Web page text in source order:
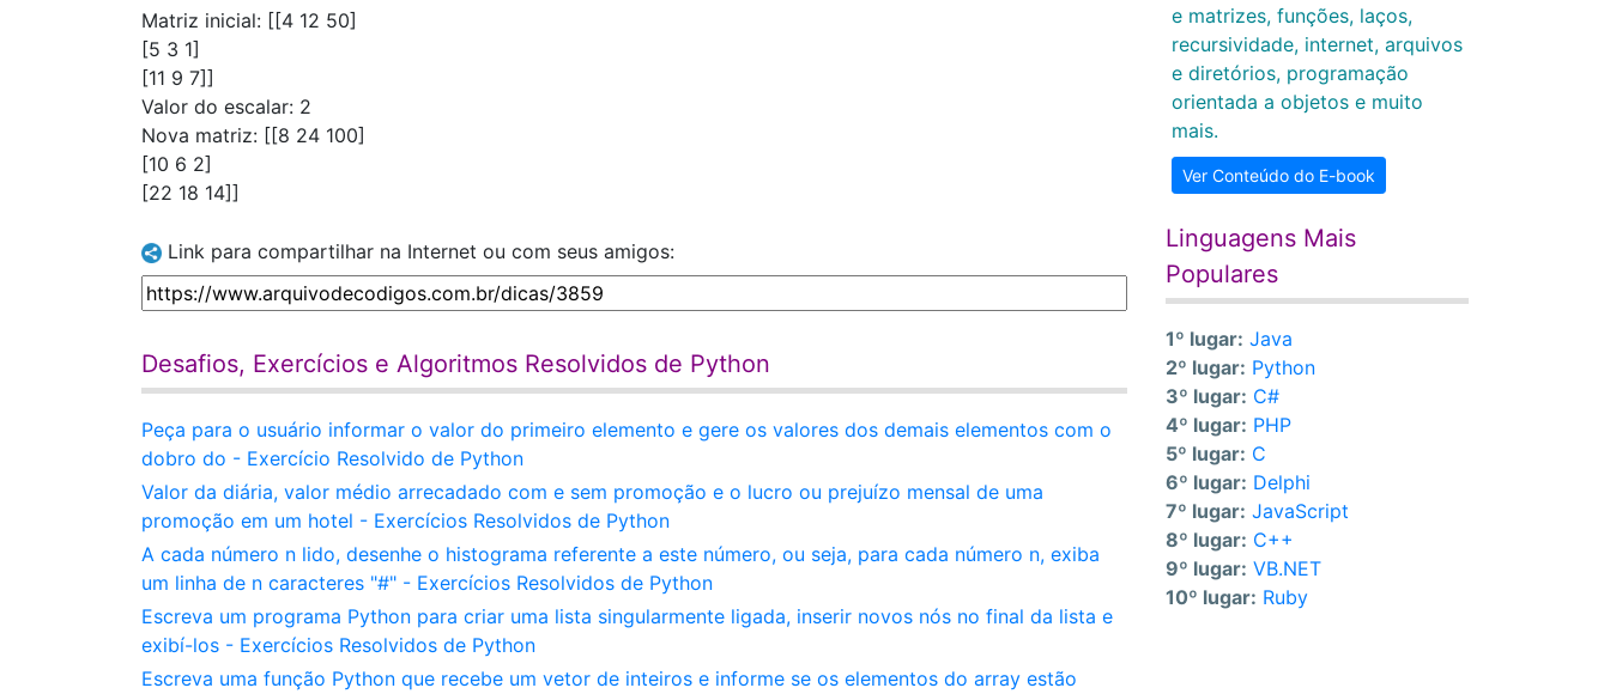
Matriz inicial: [[4 12 50]
[5 3 1]
[11 9 7]]
Valor do escalar: 2
Nova matriz: [[8 24 100]
[10 6 2]
[22 18 14]]
Link para compartilhar na Internet ou com seus amigos:
Desafios, Exercícios e Algoritmos Resolvidos de Python
Peça para o usuário informar o valor do primeiro elemento e gere os valores dos demais elementos com o
dobro do - Exercício Resolvido de Python
Valor da diária, valor médio arrecadado com e sem promoção e o lucro ou prejuízo mensal de uma
promoção em um hotel - Exercícios Resolvidos de Python
A cada número n lido, desenhe o histograma referente a este número, ou seja, para cada número n, exiba
um linha de n caracteres "#" - Exercícios Resolvidos de Python
Escreva um programa Python para criar uma lista singularmente ligada, inserir novos nós no final da lista e
exibí-los - Exercícios Resolvidos de Python
Escreva uma função Python que recebe um vetor de inteiros e informe se os elementos do array estão
e matrizes, funções, laços,
recursividade, internet, arquivos
e diretórios, programação
orientada a objetos e muito
mais.
Ver Conteúdo do E-book
Linguagens Mais
Populares
1º lugar: Java
2º lugar: Python
3º lugar: C#
4º lugar: PHP
5º lugar: C
6º lugar: Delphi
7º lugar: JavaScript
8º lugar: C++
9º lugar: VB.NET
10º lugar: Ruby